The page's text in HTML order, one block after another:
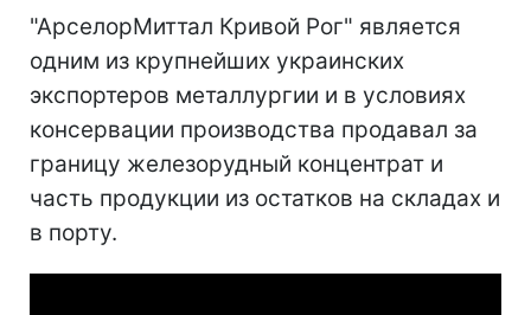
"АрселорМиттал Кривой Рог" является
одним из крупнейших украинских
экспортеров металлургии и в условиях
консервации производства продавал за
границу железорудный концентрат и
часть продукции из остатков на складах и
в порту.